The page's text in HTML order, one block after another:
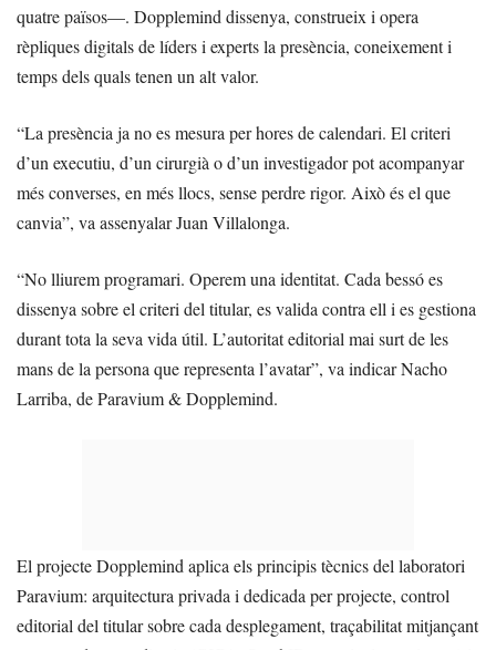
quatre països—. Dopplemind dissenya, construeix i opera
rèpliques digitals de líders i experts la presència, coneixement i
temps dels quals tenen un alt valor.
“La presència ja no es mesura per hores de calendari. El criteri
d’un executiu, d’un cirurgià o d’un investigador pot acompanyar
més converses, en més llocs, sense perdre rigor. Això és el que
canvia”, va assenyalar Juan Villalonga.
“No lliurem programari. Operem una identitat. Cada bessó es
dissenya sobre el criteri del titular, es valida contra ell i es gestiona
durant tota la seva vida útil. L’autoritat editorial mai surt de les
mans de la persona que representa l’avatar”, va indicar Nacho
Larriba, de Paravium & Dopplemind.
El projecte Dopplemind aplica els principis tècnics del laboratori
Paravium: arquitectura privada i dedicada per projecte, control
editorial del titular sobre cada desplegament, traçabilitat mitjançant